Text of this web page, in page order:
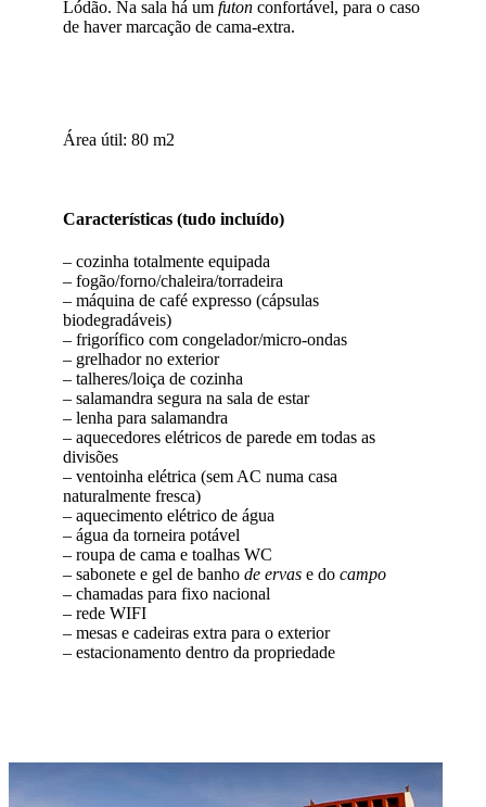
Lódão. Na sala há um futon confortável, para o caso
de haver marcação de cama-extra.
Área útil: 80 m2
Características (tudo incluído)
– cozinha totalmente equipada
– fogão/forno/chaleira/torradeira
– máquina de café expresso (cápsulas
biodegradáveis)
– frigorífico com congelador/micro-ondas
– grelhador no exterior
– talheres/loiça de cozinha
– salamandra segura na sala de estar
– lenha para salamandra
– aquecedores elétricos de parede em todas as
divisões
– ventoinha elétrica (sem AC numa casa
naturalmente fresca)
– aquecimento elétrico de água
– água da torneira potável
– roupa de cama e toalhas WC
– sabonete e gel de banho de ervas e do campo
– chamadas para fixo nacional
– rede WIFI
– mesas e cadeiras extra para o exterior
– estacionamento dentro da propriedade